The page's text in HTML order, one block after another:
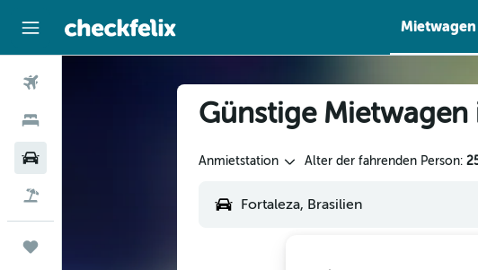
Günstige
Anmietstation Alter der fahrenden Person: